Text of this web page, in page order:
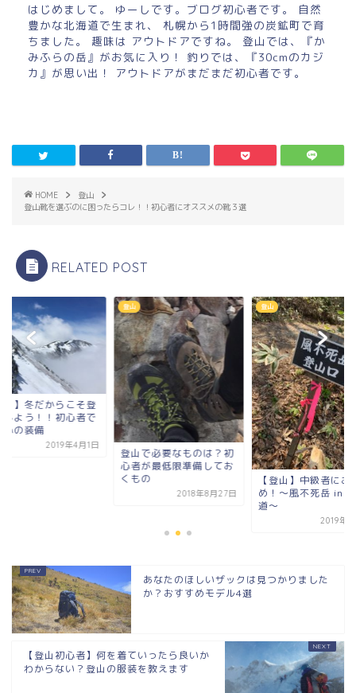
はじめまして。 ゆーしです。ブログ初心者です。 自然
豊かな北海道で生まれ、 札幌から1時間強の炭鉱町で育
ちました。 趣味は アウトドアですね。 登山では、『か
みふらの岳』がお気に入り！ 釣りでは、『30cmのカジ
カ』が思い出！ アウトドアがまだまだ初心者です。
HOME
登山
登山靴を選ぶのに困ったらコレ！！初心者にオススメの靴３選
RELATED POST
山】冬だからこそ登
しよう！！初心者で
心の装備
2019年4月1日
登山
登山で必要なものは？初
心者が最低限準備してお
くもの
2018年8月27日
登山
【登山】中級者にお
め！～風不死岳 in
道～
2019年7
あなたのほしいザックは見つかりました
か？おすすめモデル4選
【登山初心者】何を着ていったら良いか
わからない？登山の服装を教えます